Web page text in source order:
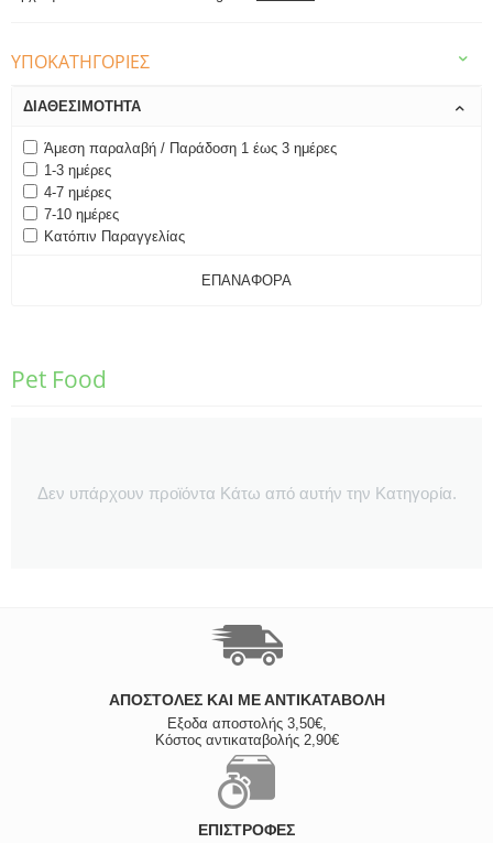
ΥΠΟΚΑΤΗΓΟΡΊΕΣ
ΔΙΑΘΕΣΙΜΌΤΗΤΑ
Άμεση παραλαβή / Παράδοση 1 έως 3 ημέρες
1-3 ημέρες
4-7 ημέρες
7-10 ημέρες
Κατόπιν Παραγγελίας
ΕΠΑΝΑΦΟΡΆ
Pet Food
Δεν υπάρχουν προϊόντα Κάτω από αυτήν την Κατηγορία.
ΑΠΟΣΤΟΛΈΣ ΚΑΙ ΜΕ ΑΝΤΙΚΑΤΑΒΟΛΗ
Εξοδα αποστολής 3,50€,
Κόστος αντικαταβολής 2,90€
ΕΠΙΣΤΡΟΦΈΣ